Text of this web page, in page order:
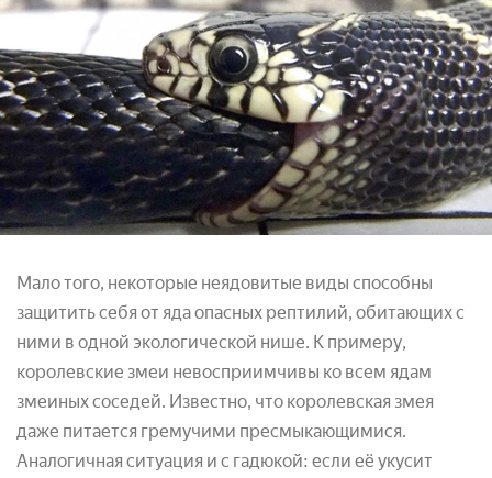
Мало того, некоторые неядовитые виды способны
защитить себя от яда опасных рептилий, обитающих с
ними в одной экологической нише. К примеру,
королевские змеи невосприимчивы ко всем ядам
змеиных соседей. Известно, что королевская змея
даже питается гремучими пресмыкающимися.
Аналогичная ситуация и с гадюкой: если её укусит